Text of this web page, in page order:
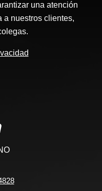
una atención
a nuestros clientes,